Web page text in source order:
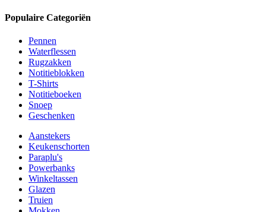
Populaire Categoriën
Pennen
Waterflessen
Rugzakken
Notitieblokken
T-Shirts
Notitieboeken
Snoep
Geschenken
Aanstekers
Keukenschorten
Paraplu's
Powerbanks
Winkeltassen
Glazen
Truien